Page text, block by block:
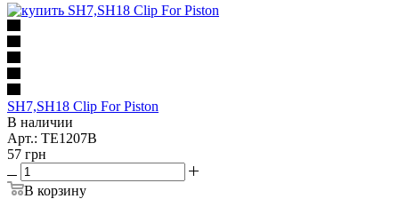
SH7,SH18 Clip For Piston
В наличии
Арт.: TE1207B
57 грн
В корзину